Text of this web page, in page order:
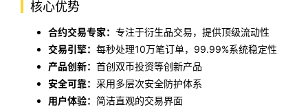
核心优势
合约交易专家： 专注于衍生品交易，提供顶级流动性
交易引擎： 每秒处理10万笔订单，99.99%系统稳定性
产品创新： 首创双币投资等创新产品
安全可靠： 采用多层次安全防护体系
用户体验： 简洁直观的交易界面